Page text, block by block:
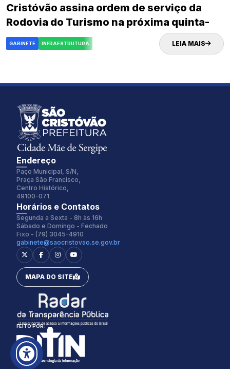
Cristóvão assina ordem de serviço da
Rodovia do Turismo na próxima quinta-
feira (02)
GABINETE INFRAESTRUTURA LEIA MAIS
Inter
Espaçamento Fonte:
0px
Alterar Tema:
Claro
Endereço
Paço Municipal, S/N,
Praça São Francisco,
Centro Histórico,
49100-071
Horários e Contatos
Segunda a Sexta - 8h às 16h
Sábado e Domingo - Fechado
Fixo - (79) 3045-4910
gabinete@saocristovao.se.gov.br
MAPA DO SITE
FEITO POR: